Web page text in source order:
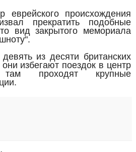
еврейского происхождения
прекратить подобные
вид закрытого мемориала
из десяти британских
избегают поездок в центр
проходят крупные